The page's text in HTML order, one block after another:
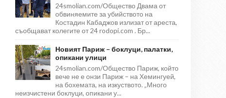
24smolian.com/Общество Двама от
обвиняемите за убийството на
Костадин Кабаджов излизат от ареста,
съобщават колегите от 24 rodopi.com . Бр...
Новият Париж – боклуци, палатки,
опикани улици
24smolian.com/Общество Париж, който
вече не е онзи Париж – на Хемингуей,
на бохемата, на изкуството. „Много
неизчистени боклуци, опикани у...